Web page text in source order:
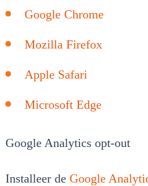
Google Chrome
Mozilla Firefox
Apple Safari
Microsoft Edge
Google Analytics opt-out
Installeer de Google